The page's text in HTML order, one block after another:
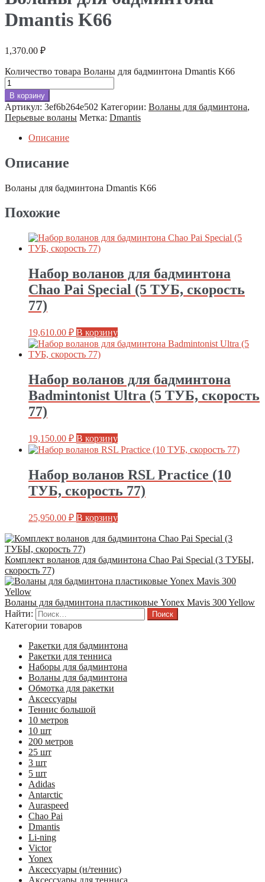
Dmantis K66
1,370.00 ₽
Количество товара Воланы для бадминтона Dmantis K66
В корзину
Артикул: 3ef6b264e502 Категории: Воланы для бадминтона,
Перьевые воланы Метка: Dmantis
Описание
Описание
Воланы для бадминтона Dmantis K66
Похожие
Набор воланов для бадминтона
Chao Pai Special (5 ТУБ, скорость
77)
19,610.00 ₽ В корзину
Набор воланов для бадминтона
Badmintonist Ultra (5 ТУБ, скорость
77)
19,150.00 ₽ В корзину
Набор воланов RSL Practice (10
ТУБ, скорость 77)
25,950.00 ₽ В корзину
Комплект воланов для бадминтона Chao Pai Special (3 ТУБЫ,
скорость 77)
Воланы для бадминтона пластиковые Yonex Mavis 300 Yellow
Найти:
Категории товаров
Ракетки для бадминтона
Ракетки для тенниса
Наборы для бадминтона
Воланы для бадминтона
Обмотка для ракетки
Аксессуары
Теннис большой
10 метров
10 шт
200 метров
25 шт
3 шт
5 шт
Adidas
Antarctic
Auraspeed
Chao Pai
Dmantis
Li-ning
Victor
Yonex
Аксессуары (н/теннис)
Аксессуары для тенниса